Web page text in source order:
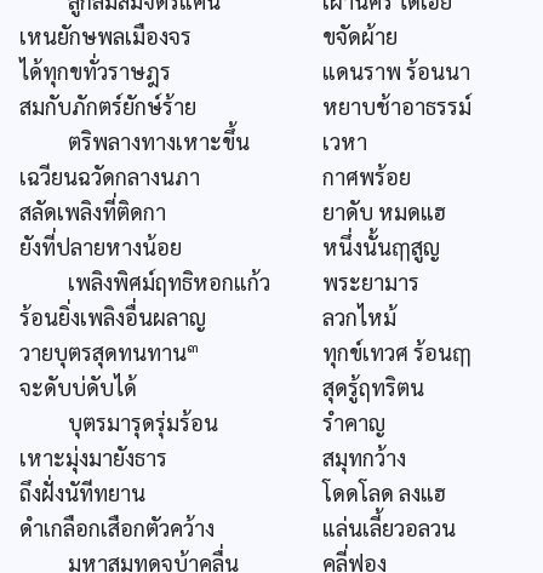
เหนยักษพลเมืองจร
ขจัดผ้าย
ได้ทุกขทั่วราษฎร
แดนราพ ร้อนนา
สมกับภักตร์ยักษ์ร้าย
หยาบช้าอาธรรม์
ตริพลางทางเหาะขึ้น
เวหา
เฉวียนฉวัดกลางนภา
กาศพร้อย
สลัดเพลิงที่ติดกา
ยาดับ หมดแฮ
ยังที่ปลายหางน้อย
หนึ่งนั้นฤๅสูญ
เพลิงพิศม์ฤทธิหอกแก้ว
พระยามาร
ร้อนยิ่งเพลิงอื่นผลาญ
ลวกไหม้
วายบุตรสุดทนทาน๓
ทุกข์เทวศ ร้อนฤๅ
จะดับบ่ดับได้
สุดรู้ฤทริตน
บุตรมารุดรุ่มร้อน
รำคาญ
เหาะมุ่งมายังธาร
สมุทกว้าง
ถึงฝั่งนัทีทยาน
โดดโลด ลงแฮ
ดำเกลือกเสือกตัวคว้าง
แล่นเลี้ยวอลวน
มหาสมุทดุจบ้าคลื่น
คลี่ฟอง